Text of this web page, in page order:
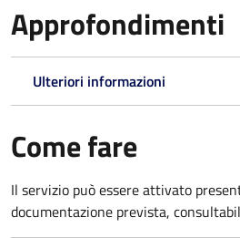
Approfondimenti
Ulteriori informazioni
Come fare
Il servizio può essere attivato
documentazione prevista,